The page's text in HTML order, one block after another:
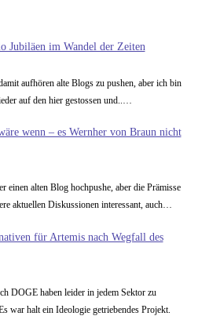
Jubiläen im Wandel der Zeiten
aufhören alte Blogs zu pushen, aber ich bin
auf den hier gestossen und..…
wenn – es Wernher von Braun nicht
einen alten Blog hochpushe, aber die Prämisse
aktuellen Diskussionen interessant, auch…
für Artemis nach Wegfall des
DOGE haben leider in jedem Sektor zu
war halt ein Ideologie getriebendes Projekt.